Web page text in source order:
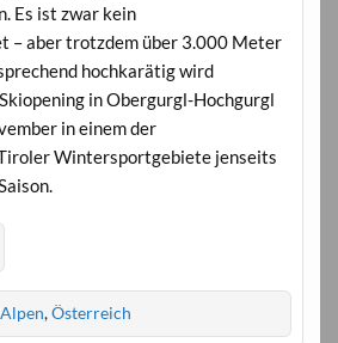
Es ist zwar kein
– aber trotzdem über 3.000 Meter
hochkarätig wird
in Obergurgl-Hochgurgl
in einem der
Wintersportgebiete jenseits
,Österreich